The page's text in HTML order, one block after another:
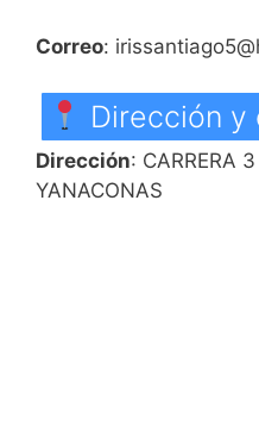
Correo:
Dirección y
Dirección: CARRERA
YANACONAS